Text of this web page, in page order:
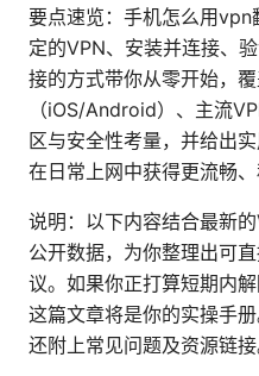
要点速览：手机怎么用
定的VPN、安装并连接、
接的方式带你从零开始，
（iOS/Android）、主流
区与安全性考量，并给出
在日常上网中获得更流畅、
说明：以下内容结合最新
公开数据，为你整理出可
议。如果你正打算短期内
这篇文章将是你的实操手
还附上常见问题及资源链接